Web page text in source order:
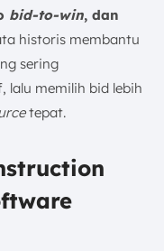
bid-to-win, dan
historis membantu
sering
memilih bid lebih
tepat.